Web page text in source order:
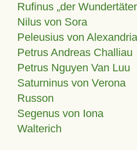
Rufinus „der
Nilus von Sora
Peleusius von Alexandria
Petrus Andreas Challiau
Petrus Nguyen Van Luu
Saturninus von Verona
Russon
Segenus von Iona
Walterich